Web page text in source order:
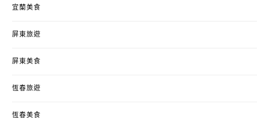
宜蘭美食
屏東旅遊
屏東美食
恆春旅遊
恆春美食